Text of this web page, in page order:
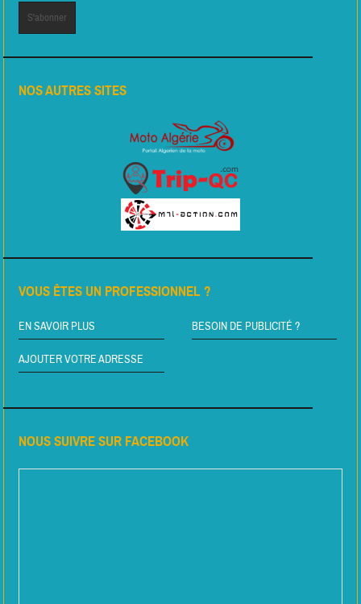
NOS AUTRES SITES
VOUS ÊTES UN PROFESSIONNEL ?
EN SAVOIR PLUS BESOIN DE PUBLICITÉ ?
AJOUTER VOTRE ADRESSE
NOUS SUIVRE SUR FACEBOOK